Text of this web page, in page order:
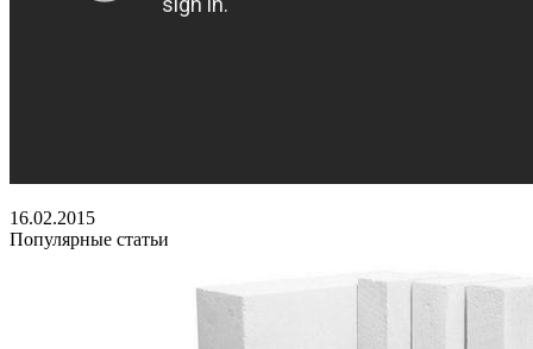
16.02.2015
Популярные статьи